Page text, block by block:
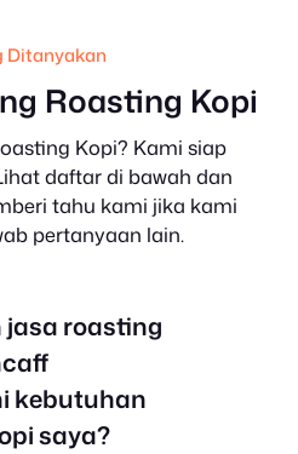
Ditanyakan
Roasting Kopi
Kopi? Kami siap
daftar di bawah dan
tahu kami jika kami
pertanyaan lain.
roasting
kebutuhan
saya?